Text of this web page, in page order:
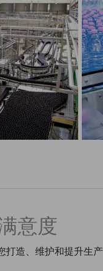
意度
打造、维护和提升生